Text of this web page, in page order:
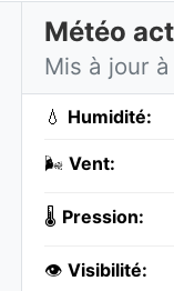
Météo
Mis à jour
💧 Humidité:
🌬️ Vent:
🌡️ Pression:
👁️ Visibilité: